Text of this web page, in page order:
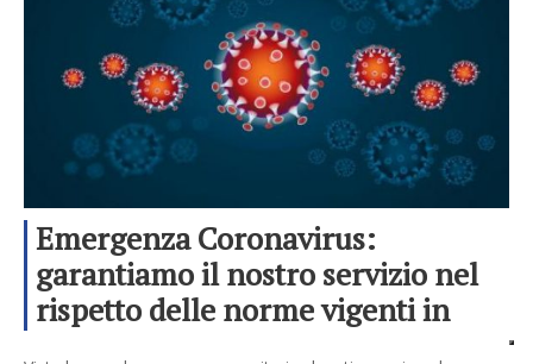
Emergenza Coronavirus:
garantiamo il nostro servizio nel
rispetto delle norme vigenti in